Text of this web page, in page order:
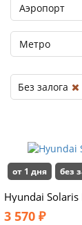
от 1 дня без
Hyundai Solaris
3 570 ₽
Аэропорт
Метро
Без залога